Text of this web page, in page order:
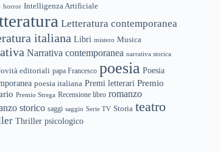
horror Intelligenza Artificiale
Letteratura contemporanea
italiana Libri mistero Musica
Narrativa contemporanea narrativa storica
editoriali papa Francesco poesia Poesia
poesia italiana Premi letterari Premio
Premio Strega Recensione libro romanzo
storico saggi saggio Serie TV Storia teatro
Thriller psicologico